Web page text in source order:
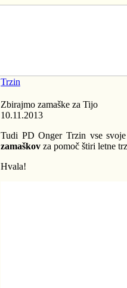
Trzin
Zbirajmo zamaške za Tijo
10.11.2013
Tudi PD Onger Trzin vse
zamaškov za pomoč štiri letne
Hvala!